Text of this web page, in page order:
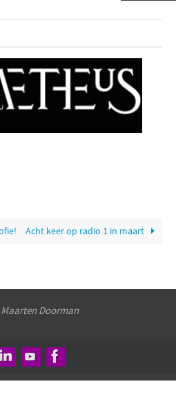
Acht keer op radio 1 in maart
Doorman